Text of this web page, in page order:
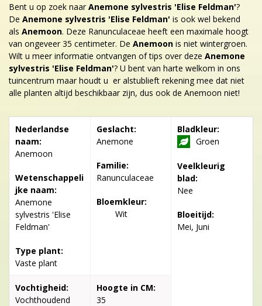
Bent u op zoek naarAnemone sylvestris 'Elise Feldman'?
De Anemone sylvestris 'Elise Feldman' is ook wel bekend
als Anemoon. Deze Ranunculaceae heeft een maximale hoogt
van ongeveer 35 centimeter. De Anemoon is niet wintergroen.
Wilt u meer informatie ontvangen of tips over deze Anemone
sylvestris 'Elise Feldman'? U bent van harte welkom in ons
tuincentrum maar houdt u er alstublieft rekening mee dat niet
alle planten altijd beschikbaar zijn, dus ook de Anemoon niet!
Nederlandse
naam:
Anemoon
Wetenschappeli
jke naam:
Anemone
sylvestris 'Elise
Feldman'
Type plant:
Vaste plant
Geslacht:
Anemone
Familie:
Ranunculaceae
Bloemkleur:
Wit
Bladkleur:
Groen
Veelkleurig
blad:
Nee
Bloeitijd:
Mei, Juni
Vochtigheid:
Vochthoudend
Hoogte in CM:
35